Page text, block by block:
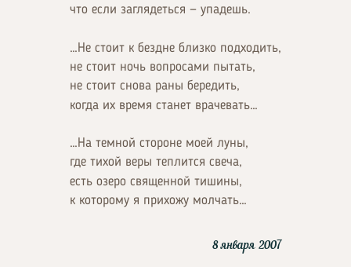
что если заглядеться — упадешь.
…Не стоит к бездне близко подходить,
не стоит ночь вопросами пытать,
не стоит снова раны бередить,
когда их время станет врачевать…
…На темной стороне моей луны,
где тихой веры теплится свеча,
есть озеро священной тишины,
к которому я прихожу молчать…
8 января 2007